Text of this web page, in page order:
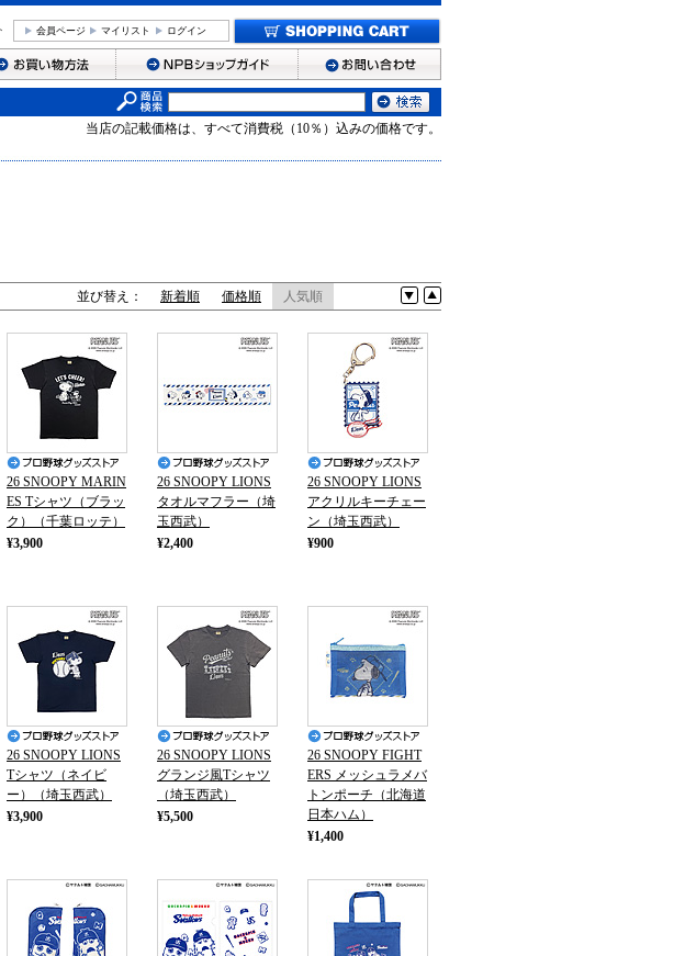
会員ページ マイリスト ログイン
当店の記載価格は、すべて消費税（10％）込みの価格です。
並び替え： 新着順 価格順 人気順
26 SNOOPY MARIN
ES Tシャツ（ブラッ
ク）（千葉ロッテ）
¥3,900
26 SNOOPY LIONS
タオルマフラー（埼
玉西武）
¥2,400
26 SNOOPY LIONS
アクリルキーチェー
ン（埼玉西武）
¥900
26 SNOOPY LIONS
Tシャツ（ネイビ
ー）（埼玉西武）
¥3,900
26 SNOOPY LIONS
グランジ風Tシャツ
（埼玉西武）
¥5,500
26 SNOOPY FIGHT
ERS メッシュラメバ
トンポーチ（北海道
日本ハム）
¥1,400